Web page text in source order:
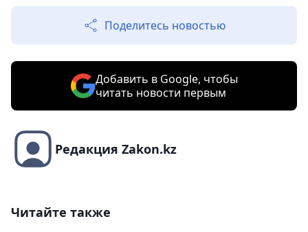
Поделитесь новостью
Добавить в Google, чтобы
читать новости первым
Редакция Zakon.kz
Читайте также